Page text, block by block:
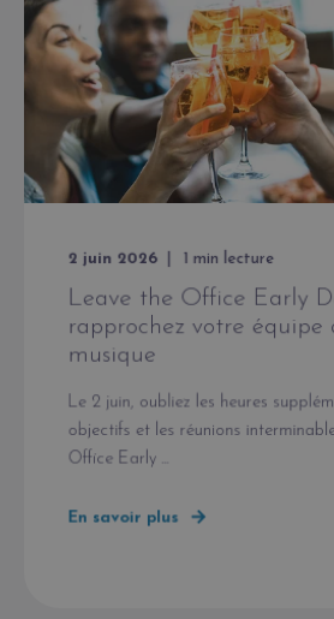
2 juin 2026 1 min lecture
Leave the Office Early
rapprochez votre équipe
musique
Le 2 juin, oubliez les heures
objectifs et les réunions
Office Early ...
En savoir plus